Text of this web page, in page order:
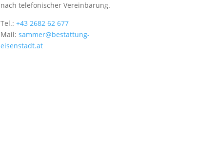
nach telefonischer Vereinbarung.
Tel.: +43 2682 62 677
Mail: sammer@bestattung-
eisenstadt.at